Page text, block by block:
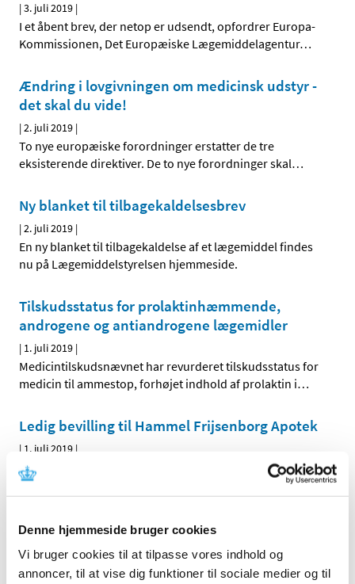
Denne hjemmeside bruger cookies
Vi bruger cookies til at tilpasse vores indhold og
annoncer, til at vise dig funktioner til sociale medier og til
|3. juli 2019 |
I et åbent brev, der netop er udsendt, opfordrer Europa-
Kommissionen, Det Europæiske Lægemiddelagentur…
Ændring i lovgivningen om medicinsk udstyr -
det skal du vide!
|2. juli 2019 |
To nye europæiske forordninger erstatter de tre
eksisterende direktiver. De to nye forordninger skal…
Ny blanket til tilbagekaldelsesbrev
|2. juli 2019 |
En ny blanket til tilbagekaldelse af et lægemiddel findes
nu på Lægemiddelstyrelsen hjemmeside.
Tilskudsstatus for prolaktinhæmmende,
androgene og antiandrogene lægemidler
| 1. juli 2019 |
Medicintilskudsnævnet har revurderet tilskudsstatus for
medicin til ammestop, forhøjet indhold af prolaktin i…
Ledig bevilling til Hammel Frijsenborg Apotek
| 1. juli 2019 |
Bevillingen til at drive Hammel Frijsenborg Apotek er
ledig pr. 1. januar 2020.
Genordination af visse typer medicin kan nu
ske på apoteket
|1. juli 2019 |